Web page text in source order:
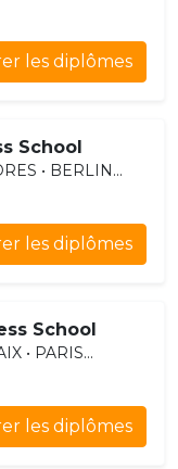
les diplômes
School
• BERLIN...
les diplômes
School
• PARIS...
les diplômes